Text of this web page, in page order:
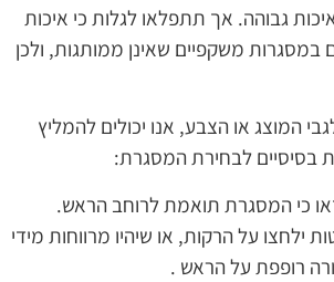
גבוהה. אך תתפלאו לגלות כי איכות
במסגרות משקפיים שאינן ממותגות, ולכן
המוצג או הצבע, אנו יכולים להמליץ
בסיסיים לבחירת המסגרת:
כי המסגרת תואמת לרוחב הראש.
ילחצו על הרקות, או שיהיו מרווחות מידי
רופפת על הראש .